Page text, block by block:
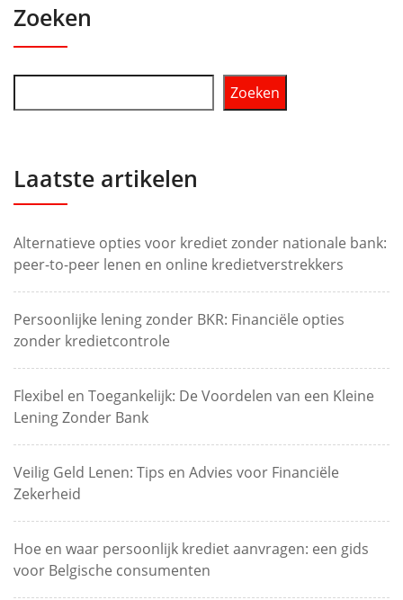
Zoeken
Zoeken
Laatste artikelen
Alternatieve opties voor krediet zonder nationale bank:
peer-to-peer lenen en online kredietverstrekkers
Persoonlijke lening zonder BKR: Financiële opties
zonder kredietcontrole
Flexibel en Toegankelijk: De Voordelen van een Kleine
Lening Zonder Bank
Veilig Geld Lenen: Tips en Advies voor Financiële
Zekerheid
Hoe en waar persoonlijk krediet aanvragen: een gids
voor Belgische consumenten